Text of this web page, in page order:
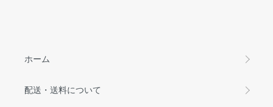
ホーム
配送・送料について